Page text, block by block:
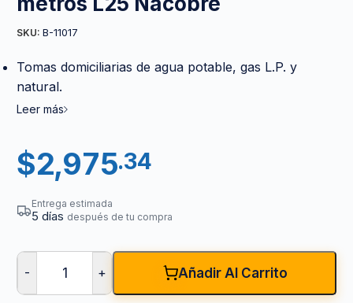
SKU: B-11017
Tomas domiciliarias de agua potable, gas L.P. y
natural.
Leer más
$2,975.34
Entrega estimada
5 días después de tu compra
- + Añadir Al Carrito